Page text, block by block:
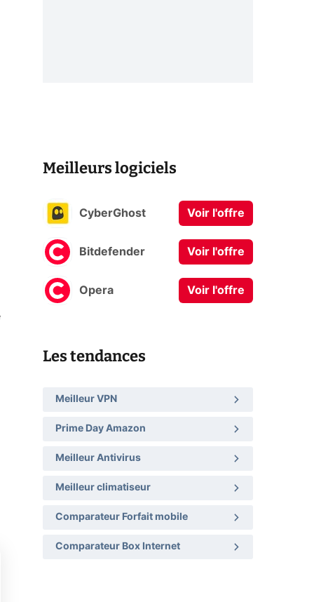
Meilleurs logiciels
CyberGhost Voir l'offre
Bitdefender Voir l'offre
Opera Voir l'offre
Les tendances
Meilleur VPN
Prime Day Amazon
Meilleur Antivirus
Meilleur climatiseur
Comparateur Forfait mobile
Comparateur Box Internet